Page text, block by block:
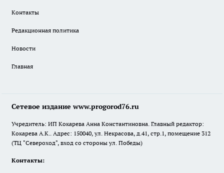
Контакты
Редакционная политика
Новости
Главная
Сетевое издание www.progorod76.ru
Учредитель: ИП Кокарева Анна Константиновна. Главный редактор:
Кокарева А.К.. Адрес: 150040, ул. Некрасова, д.41, стр.1, помещение 312
(ТЦ "Североход", вход со стороны ул. Победы)
Контакты: